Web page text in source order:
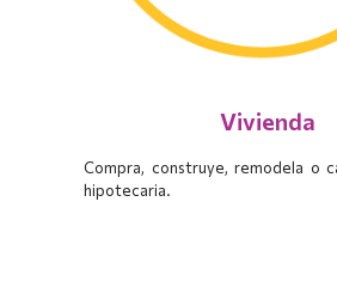
Vivienda
Compra, construye, remodela o
hipotecaria.